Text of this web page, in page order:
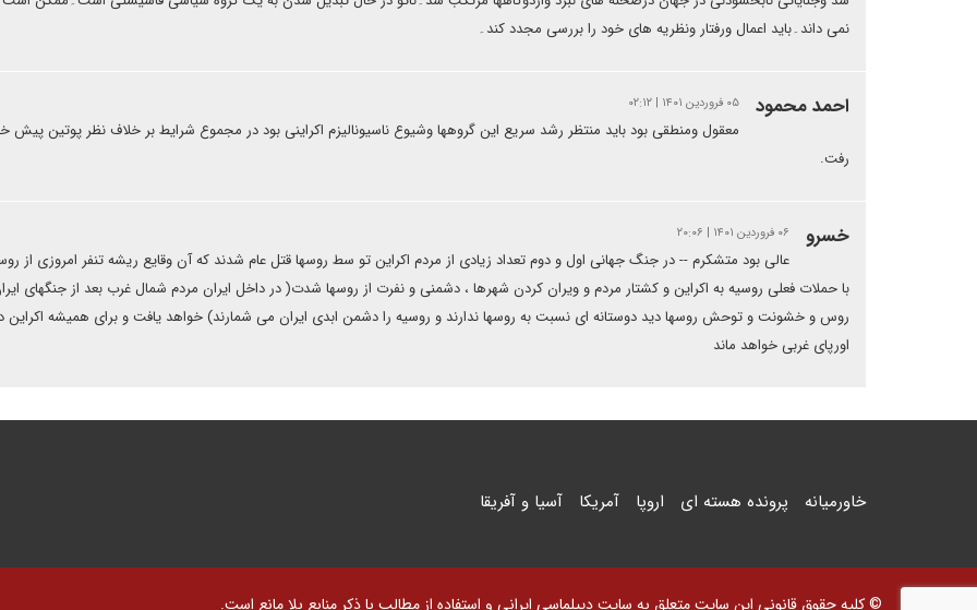
نمی داند۔باید اعمال ورفتار ونظریه های خود را بررسی مجدد کند۔
احمد محمود ۰۵ فروردین ۱۴۰۱ | ۰۲:۱۲
معقول ومنطقی بود باید منتظر رشد سریع این گروهها وشیوع ناسیونالیزم اکراینی بود در مجموع شرایط بر خلاف نظر پوتین پیش
رفت.
خسرو ۰۶ فروردین ۱۴۰۱ | ۲۰:۰۶
عالی بود متشکرم -- در جنگ جهانی اول و دوم تعداد زیادی از مردم اکراین تو سط روسها قتل عام شدند که آن وقایع ریشه تنفر امروزی از
با حملات فعلی روسیه به اکراین و کشتار مردم و ویران کردن شهرها ، دشمنی و نفرت از روسها شدت( در داخل ایران مردم شمال غرب بعد از جنگهای
روس و خشونت و توحش روسها دید دوستانه ای نسبت به روسها ندارند و روسیه را دشمن ابدی ایران می شمارند) خواهد یافت و برای همیشه
اورپای غربی خواهد ماند
خاورمیانه پرونده هسته ای اروپا آمریکا آسیا و آفریقا
© کلیه حقوق قانونی این سایت متعلق به سایت دیپلماسی ایرانی و استفاده از مطالب با ذکر منابع بلا مانع است.